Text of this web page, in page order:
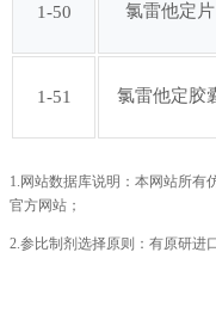
1-50 氯雷他定片
1-51 氯雷他定胶
1.网站数据库说明：本网站所有
官方网站；
2.参比制剂选择原则：有原研进